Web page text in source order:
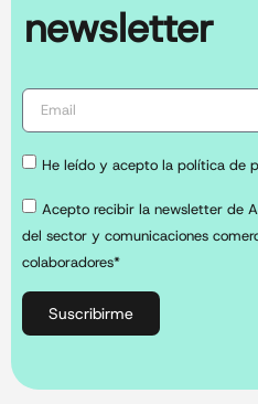
newsletter
He leído y acepto la política de
Acepto recibir la newsletter de
del sector y comunicaciones
colaboradores*
Suscribirme